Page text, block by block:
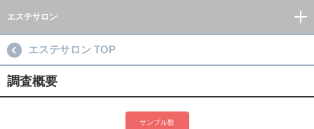
エステサロン
エステサロン TOP
調査概要
サンプル数